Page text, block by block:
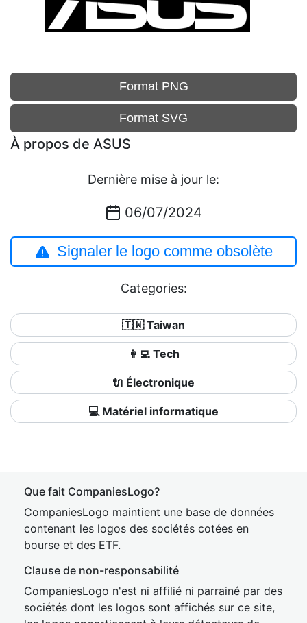
Format PNG
Format SVG
À propos de ASUS
Dernière mise à jour le:
06/07/2024
Signaler le logo comme obsolète
Categories:
🇹🇼 Taiwan
👩‍💻 Tech
🔌 Électronique
💻 Matériel informatique
Que fait CompaniesLogo?
CompaniesLogo maintient une base de données
contenant les logos des sociétés cotées en
bourse et des ETF.
Clause de non-responsabilité
CompaniesLogo n'est ni affilié ni parrainé par des
sociétés dont les logos sont affichés sur ce site,